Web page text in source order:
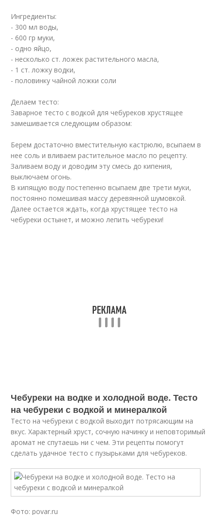
Ингредиенты:
- 300 мл воды,
- 600 гр муки,
- одно яйцо,
- несколько ст. ложек растительного масла,
- 1 ст. ложку водки,
- половинку чайной ложки соли
Делаем тесто:
Заварное тесто с водкой для чебуреков хрустящее
замешивается следующим образом:
Берем достаточно вместительную кастрюлю, всыпаем в
нее соль и вливаем растительное масло по рецепту.
Заливаем воду и доводим эту смесь до кипения,
выключаем огонь.
В кипящую воду постепенно всыпаем две трети муки,
постоянно помешивая массу деревянной шумовкой.
Далее остается ждать, когда хрустящее тесто на
чебуреки остынет, и можно лепить чебуреки!
Чебуреки на водке и холодной воде. Тесто
на чебуреки с водкой и минералкой
Тесто на чебуреки с водкой выходит потрясающим на
вкус. Характерный хруст, сочную начинку и неповторимый
аромат не спутаешь ни с чем. Эти рецепты помогут
сделать удачное тесто с пузырьками для чебуреков.
Фото: povar.ru